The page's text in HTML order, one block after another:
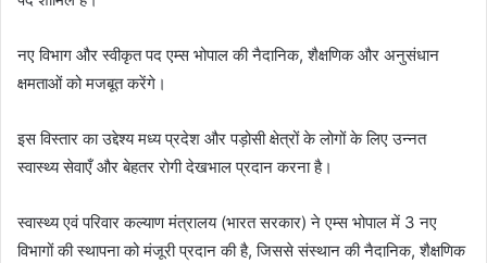
नए विभाग और स्वीकृत पद एम्स भोपाल की नैदानिक, शैक्षणिक और अनुसंधान
क्षमताओं को मजबूत करेंगे।
इस विस्तार का उद्देश्य मध्य प्रदेश और पड़ोसी क्षेत्रों के लोगों के लिए उन्नत
स्वास्थ्य सेवाएँ और बेहतर रोगी देखभाल प्रदान करना है।
स्वास्थ्य एवं परिवार कल्याण मंत्रालय (भारत सरकार) ने एम्स भोपाल में 3 नए
विभागों की स्थापना को मंजूरी प्रदान की है, जिससे संस्थान की नैदानिक, शैक्षणिक